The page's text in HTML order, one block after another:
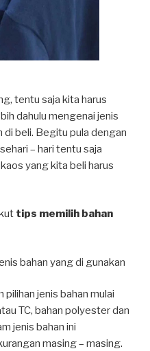
tentu saja kita harus
dahulu mengenai jenis
di beli. Begitu pula dengan
– hari tentu saja
yang kita beli harus
tips memilih bahan
bahan yang di gunakan
jenis bahan mulai
TC, bahan polyester dan
jenis bahan ini
masing – masing.